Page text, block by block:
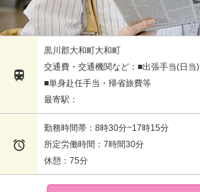

黒川郡大和町大和町
交通費・交通機関など：■出張手当(日当)
■単身赴任手当・帰省旅費等
最寄駅：

勤務時間帯：8時30分~17時15分
所定労働時間：7時間30分
休憩：75分